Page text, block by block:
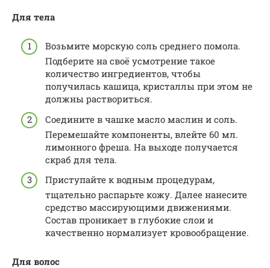
Для тела
Возьмите морскую соль среднего помола.
Подберите на своё усмотрение такое
количество ингредиентов, чтобы
получилась кашица, кристаллы при этом не
должны раствориться.
Соедините в чашке масло маслин и соль.
Перемешайте компоненты, влейте 60 мл.
лимонного фреша. На выходе получается
скраб для тела.
Приступайте к водным процедурам,
тщательно распарьте кожу. Далее нанесите
средство массирующими движениями.
Состав проникает в глубокие слои и
качественно нормализует кровообращение.
Для волос